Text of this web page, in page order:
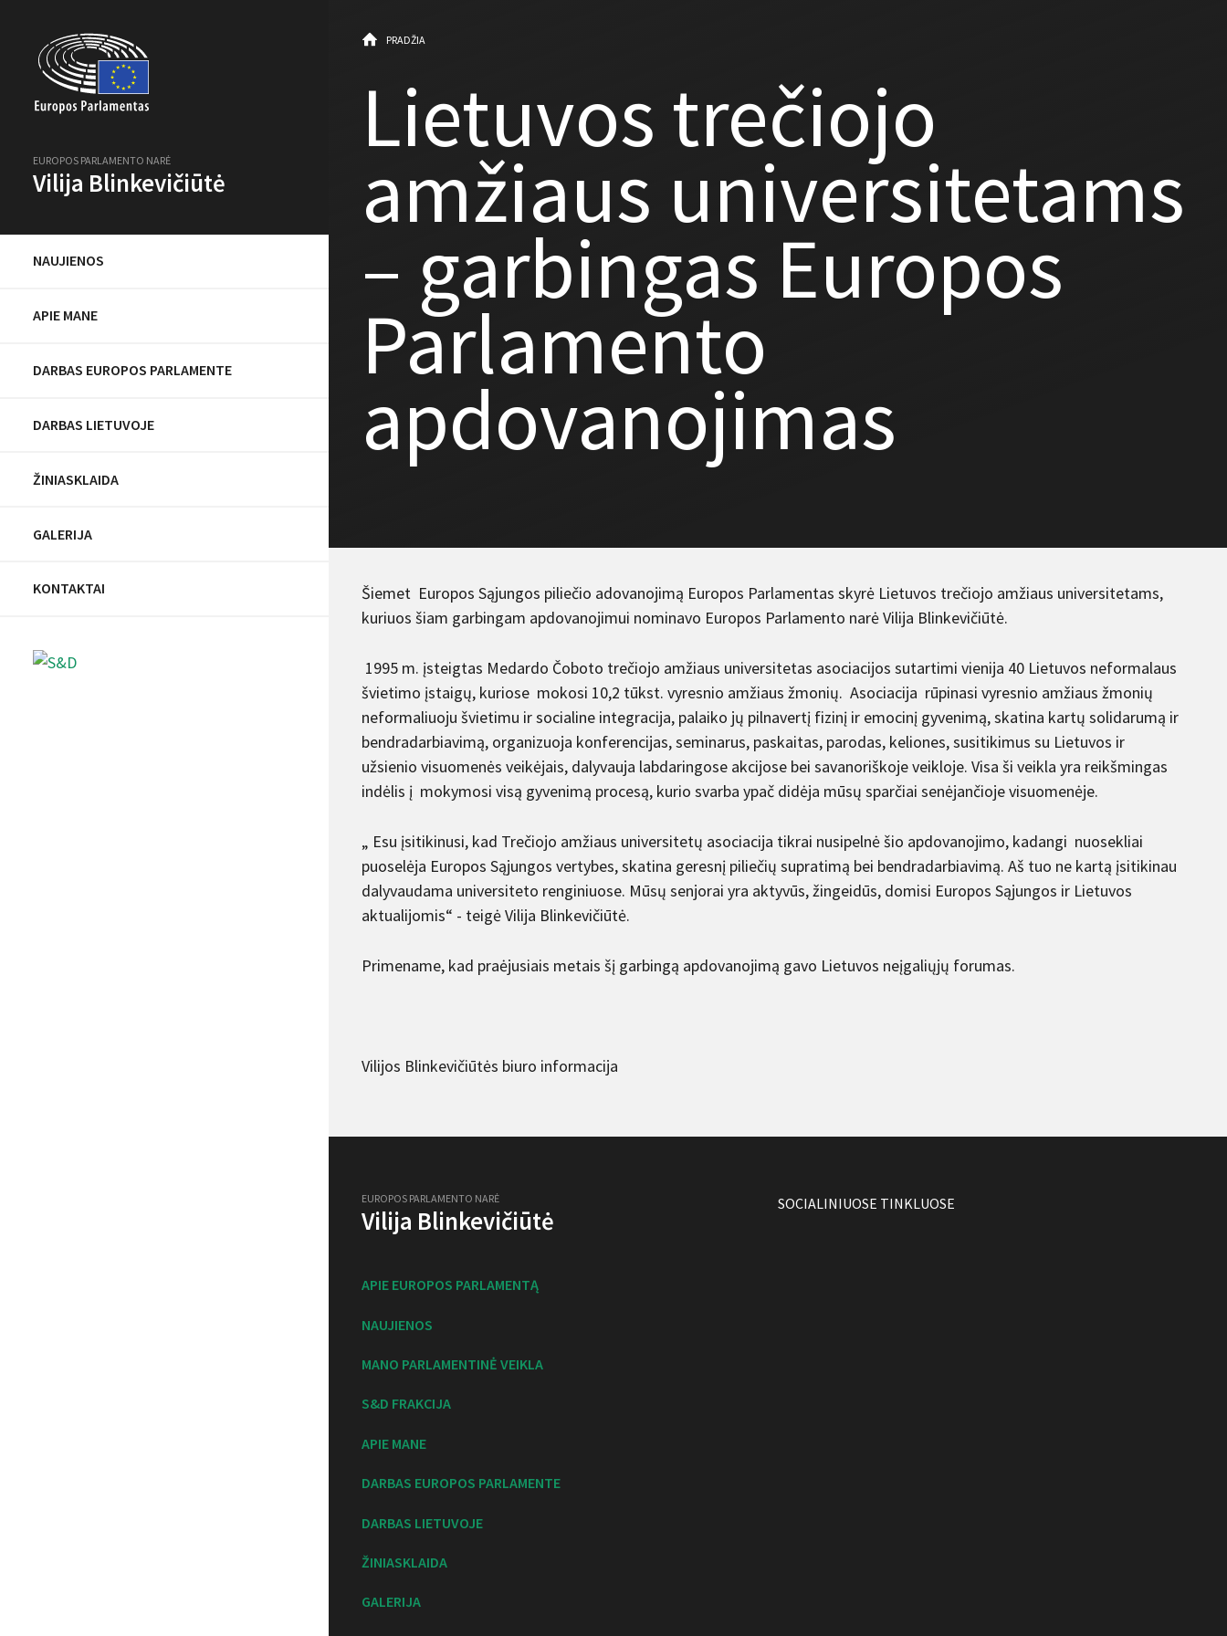
EUROPOS PARLAMENTO NARĖ
Vilija Blinkevičiūtė
NAUJIENOS
APIE MANE
DARBAS EUROPOS PARLAMENTE
DARBAS LIETUVOJE
ŽINIASKLAIDA
GALERIJA
KONTAKTAI
PRADŽIA
Lietuvos trečiojo
amžiaus universitetams
– garbingas Europos
Parlamento
apdovanojimas
Šiemet Europos Sąjungos piliečio adovanojimą Europos Parlamentas skyrė Lietuvos trečiojo amžiaus universitetams,
kuriuos šiam garbingam apdovanojimui nominavo Europos Parlamento narė Vilija Blinkevičiūtė.
1995 m. įsteigtas Medardo Čoboto trečiojo amžiaus universitetas asociacijos sutartimi vienija 40 Lietuvos neformalaus
švietimo įstaigų, kuriose mokosi 10,2 tūkst. vyresnio amžiaus žmonių. Asociacija rūpinasi vyresnio amžiaus žmonių
neformaliuoju švietimu ir socialine integracija, palaiko jų pilnavertį fizinį ir emocinį gyvenimą, skatina kartų solidarumą ir
bendradarbiavimą, organizuoja konferencijas, seminarus, paskaitas, parodas, keliones, susitikimus su Lietuvos ir
užsienio visuomenės veikėjais, dalyvauja labdaringose akcijose bei savanoriškoje veikloje. Visa ši veikla yra reikšmingas
indėlis į mokymosi visą gyvenimą procesą, kurio svarba ypač didėja mūsų sparčiai senėjančioje visuomenėje.
„ Esu įsitikinusi, kad Trečiojo amžiaus universitetų asociacija tikrai nusipelnė šio apdovanojimo, kadangi nuosekliai
puoselėja Europos Sąjungos vertybes, skatina geresnį piliečių supratimą bei bendradarbiavimą. Aš tuo ne kartą įsitikinau
dalyvaudama universiteto renginiuose. Mūsų senjorai yra aktyvūs, žingeidūs, domisi Europos Sąjungos ir Lietuvos
aktualijomis“ - teigė Vilija Blinkevičiūtė.
Primename, kad praėjusiais metais šį garbingą apdovanojimą gavo Lietuvos neįgaliųjų forumas.
Vilijos Blinkevičiūtės biuro informacija
EUROPOS PARLAMENTO NARĖ
Vilija Blinkevičiūtė
APIE EUROPOS PARLAMENTĄ
NAUJIENOS
MANO PARLAMENTINĖ VEIKLA
S&D FRAKCIJA
APIE MANE
DARBAS EUROPOS PARLAMENTE
DARBAS LIETUVOJE
ŽINIASKLAIDA
GALERIJA
SOCIALINIUOSE TINKLUOSE